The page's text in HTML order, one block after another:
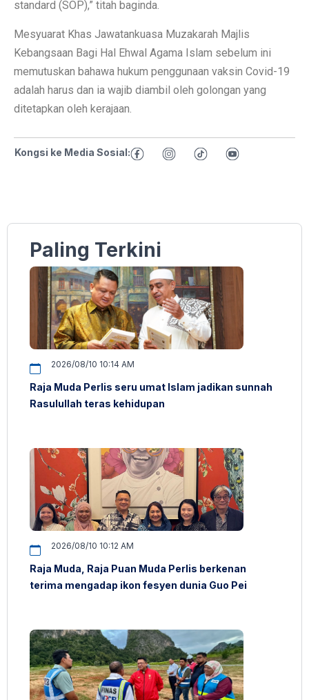
standard (SOP),” titah baginda.
Mesyuarat Khas Jawatankuasa Muzakarah Majlis
Kebangsaan Bagi Hal Ehwal Agama Islam sebelum ini
memutuskan bahawa hukum penggunaan vaksin Covid-19
adalah harus dan ia wajib diambil oleh golongan yang
ditetapkan oleh kerajaan.
Kongsi ke Media Sosial:
Paling Terkini
2026/08/10 10:14 AM
Raja Muda Perlis seru umat Islam jadikan sunnah
Rasulullah teras kehidupan
2026/08/10 10:12 AM
Raja Muda, Raja Puan Muda Perlis berkenan
terima mengadap ikon fesyen dunia Guo Pei